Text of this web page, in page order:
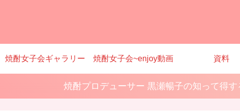
焼酎女子会ギャラリー 焼酎女子会~enjoy動画 資料
焼酎プロデューサー 黒瀬暢子の知って得す